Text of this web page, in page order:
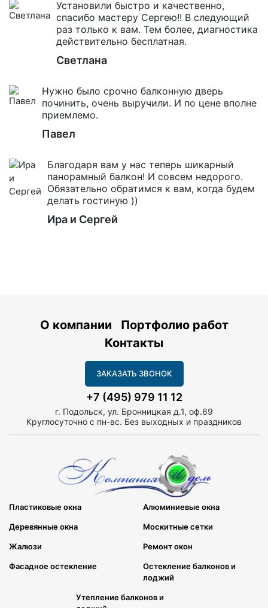
Установили быстро и качественно,
спасибо мастеру Сергею!! В следующий
раз только к вам. Тем более, диагностика
действительно бесплатная.
Светлана
Нужно было срочно балконную дверь
починить, очень выручили. И по цене вполне
приемлемо.
Павел
Благодаря вам у нас теперь шикарный
панорамный балкон! И совсем недорого.
Обязательно обратимся к вам, когда будем
делать гостиную ))
Ира и Сергей
О компании
Портфолио работ
Контакты
ЗАКАЗАТЬ ЗВОНОК
+7 (495) 979 11 12
г. Подольск, ул. Бронницкая д.1, оф.69
Круглосуточно с пн-вс. Без выходных и праздников
Пластиковые окна Алюминиевые окна
Деревянные окна Москитные сетки
Жалюзи Ремонт окон
Фасадное остекление
Остекление балконов и
лоджий
Утепление балконов и